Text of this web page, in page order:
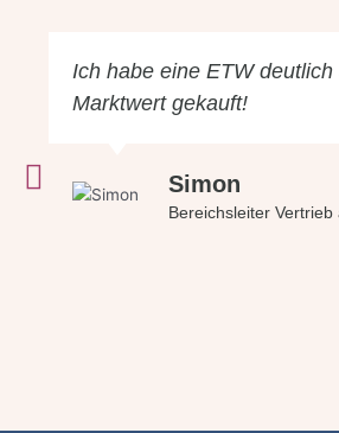
Ich habe eine ETW deutlich
Marktwert gekauft!
Simon
Bereichsleiter Vertrieb
Voriger